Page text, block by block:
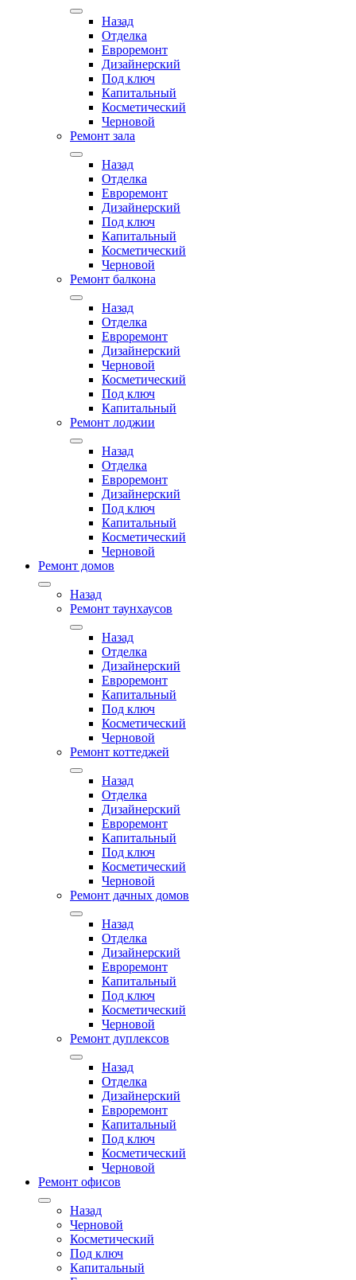
Назад
Отделка
Евроремонт
Дизайнерский
Под ключ
Капитальный
Косметический
Черновой
Ремонт зала
Назад
Отделка
Евроремонт
Дизайнерский
Под ключ
Капитальный
Косметический
Черновой
Ремонт балкона
Назад
Отделка
Евроремонт
Дизайнерский
Черновой
Косметический
Под ключ
Капитальный
Ремонт лоджии
Назад
Отделка
Евроремонт
Дизайнерский
Под ключ
Капитальный
Косметический
Черновой
Ремонт домов
Назад
Ремонт таунхаусов
Назад
Отделка
Дизайнерский
Евроремонт
Капитальный
Под ключ
Косметический
Черновой
Ремонт коттеджей
Назад
Отделка
Дизайнерский
Евроремонт
Капитальный
Под ключ
Косметический
Черновой
Ремонт дачных домов
Назад
Отделка
Дизайнерский
Евроремонт
Капитальный
Под ключ
Косметический
Черновой
Ремонт дуплексов
Назад
Отделка
Дизайнерский
Евроремонт
Капитальный
Под ключ
Косметический
Черновой
Ремонт офисов
Назад
Черновой
Косметический
Под ключ
Капитальный